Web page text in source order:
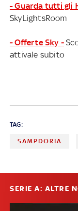
- Guarda tutti gli
SkyLightsRoom
- Offerte Sky -
attivale subito
TAG:
SAMPDORIA
SERIE A: ALTRE